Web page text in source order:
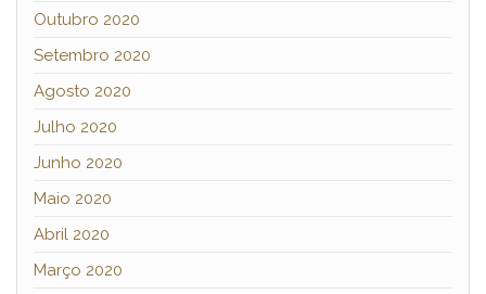
Outubro 2020
Setembro 2020
Agosto 2020
Julho 2020
Junho 2020
Maio 2020
Abril 2020
Março 2020